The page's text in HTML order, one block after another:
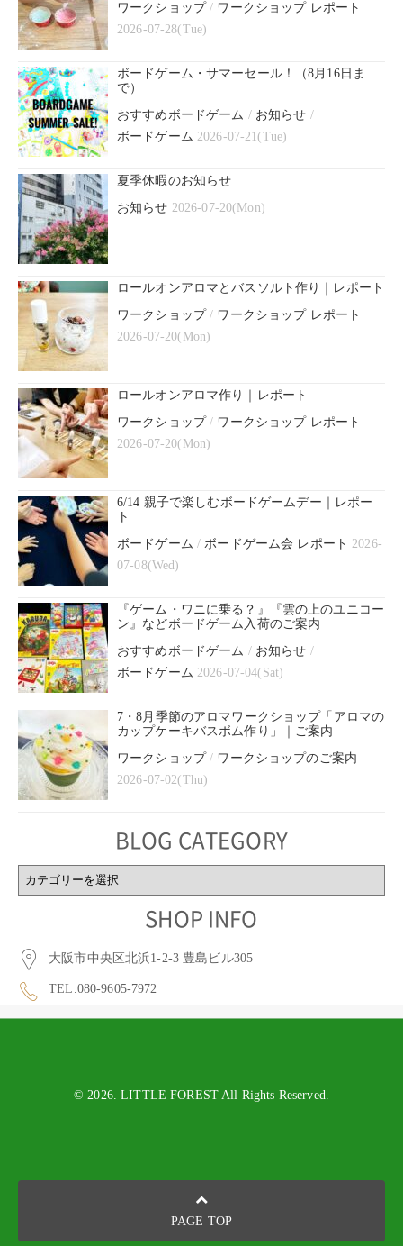
ワークショップ/ ワークショップ レポート
2026-07-28(Tue)
ボードゲーム・サマーセール！（8月16日ま
で）
おすすめボードゲーム / お知らせ /
ボードゲーム 2026-07-21(Tue)
夏季休暇のお知らせ
お知らせ 2026-07-20(Mon)
ロールオンアロマとバスソルト作り｜レポート
ワークショップ/ ワークショップ レポート
2026-07-20(Mon)
ロールオンアロマ作り｜レポート
ワークショップ/ ワークショップ レポート
2026-07-20(Mon)
6/14 親子で楽しむボードゲームデー｜レポー
ト
ボードゲーム /ボードゲーム会 レポート 2026-
07-08(Wed)
『ゲーム・ワニに乗る？』『雲の上のユニコー
ン』などボードゲーム入荷のご案内
おすすめボードゲーム / お知らせ /
ボードゲーム 2026-07-04(Sat)
7・8月季節のアロマワークショップ「アロマの
カップケーキバスボム作り」｜ご案内
ワークショップ/ ワークショップのご案内
2026-07-02(Thu)
BLOG CATEGORY
BLOG
CATEGORY
SHOP INFO
大阪市中央区北浜1-2-3 豊島ビル305
TEL.080-9605-7972
© 2026. LITTLE FOREST All Rights Reserved.
PAGE TOP